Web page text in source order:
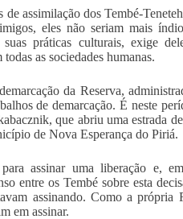
assimilação dos Tembé-
eles não seriam mais
práticas culturais, exige
as sociedades humanas.
da Reserva,
de demarcação. É neste
que abriu uma estrada
de Nova Esperança do Piriá.
assinar uma liberação e,
entre os Tembé sobre esta
assinando. Como a própria
em assinar.